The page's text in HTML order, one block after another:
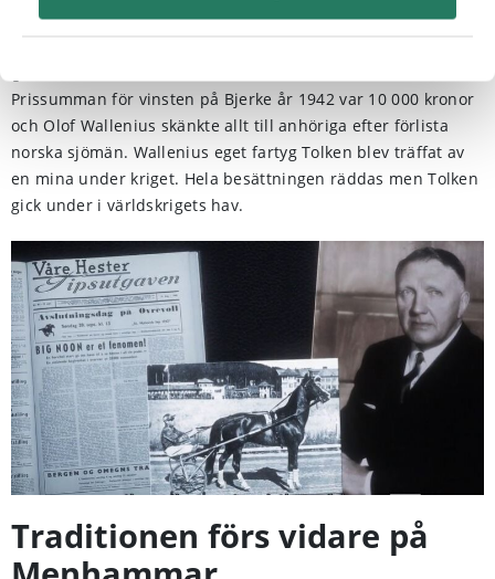
Wallenius skänker
Prissumman för vinsten på Bjerke år 1942 var 10 000 kronor
och Olof Wallenius skänkte allt till anhöriga efter förlista
norska sjömän. Wallenius eget fartyg Tolken blev träffat av
en mina under kriget. Hela besättningen räddas men Tolken
gick under i världskrigets hav.
Traditionen förs vidare på